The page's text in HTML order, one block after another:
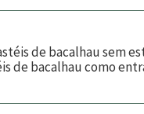
de bacalhau sem
de bacalhau como